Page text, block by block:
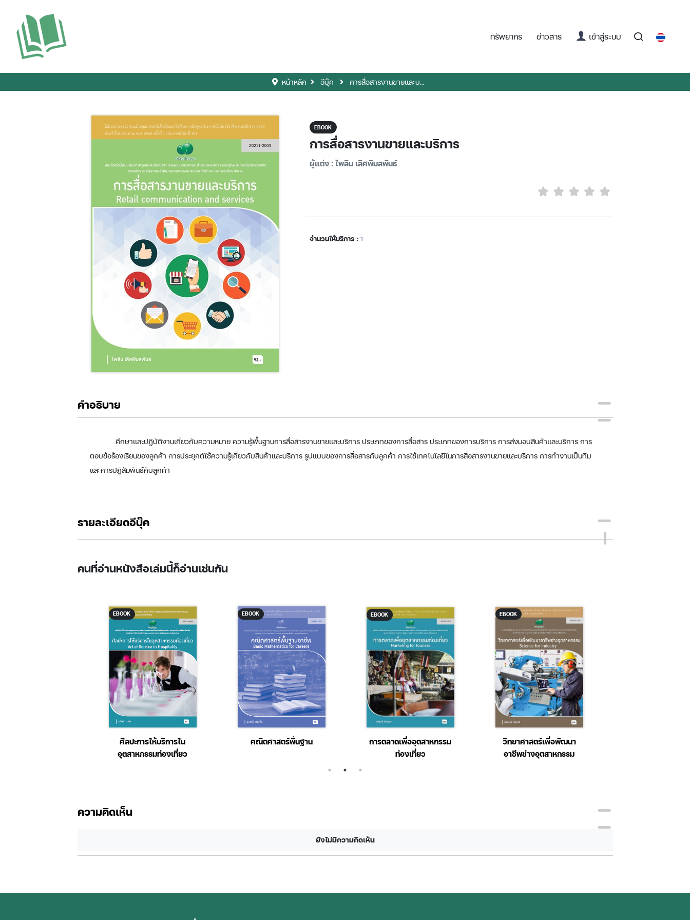
ทรัพยากร ข่าวสาร เข้าสู่ระบบ(current)
หน้าหลัก อีบุ๊ค การสื่อสารงานขายและบ...
EBOOK
การสื่อสารงานขายและบริการ
ผู้แต่ง : ไพลิน เลิศพิมลพันธ์
จำนวนให้บริการ : 1
คำอธิบาย
ศึกษาและปฏิบัติงานเกี่ยวกับความหมาย ความรู้พื้นฐานการสื่อสารงานขายและบริการ ประเภทของการสื่อสาร ประเภทของการบริการ การส่งมอบสินค้าและบริการ การ
ตอบข้อร้องเรียนของลูกค้า การประยุกต์ใช้ความรู้เกี่ยวกับสินค้าและบริการ รูปแบบของการสื่อสารกับลูกค้า การใช้เทคโนโลยีในการสื่อสารงานขายและบริการ การทำงานเป็นทีม
และการปฏิสัมพันธ์กับลูกค้า
รายละเอียดอีบุ๊ค
คนที่อ่านหนังสือเล่มนี้ก็อ่านเช่นกัน
EBOOK
การตลาดเพื่ออุตสาหกรรม
ท่องเที่ยว
EBOOK
วิทยาศาสตร์เพื่อพัฒนา
EBOOK
เพศวิถีศึกษา
EBOOK
การสื่อสารงานขายและ
บริการ
ความคิดเห็น
ยังไม่มีความคิดเห็น